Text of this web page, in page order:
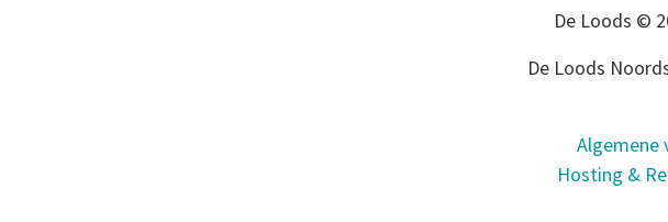
De Loods ©
De Loods
Algemene
Hosting &